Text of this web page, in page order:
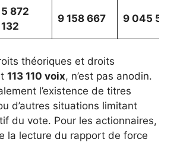
5 872
132
9 158 667 9 045 557
théoriques et droits
113 110 voix, n’est pas anodin.
l’existence de titres
d’autres situations limitant
du vote. Pour les actionnaires,
la lecture du rapport de force